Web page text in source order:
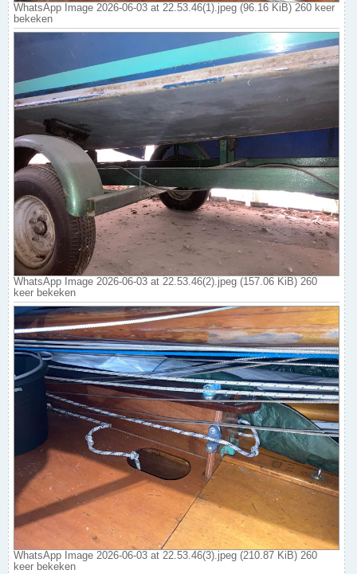
WhatsApp Image 2026-06-03 at 22.53.46(1).jpeg (96.16 KiB) 260 keer
bekeken
WhatsApp Image 2026-06-03 at 22.53.46(2).jpeg (157.06 KiB) 260
keer bekeken
WhatsApp Image 2026-06-03 at 22.53.46(3).jpeg (210.87 KiB) 260
keer bekeken